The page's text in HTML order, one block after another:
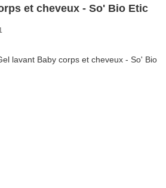
et cheveux - So' Bio Etic